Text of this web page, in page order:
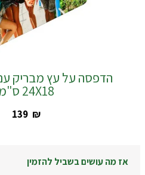
הדפסה על עץ מבריק
24X18 ס"מ
‎139 ₪
אז מה עושים בשביל להזמין